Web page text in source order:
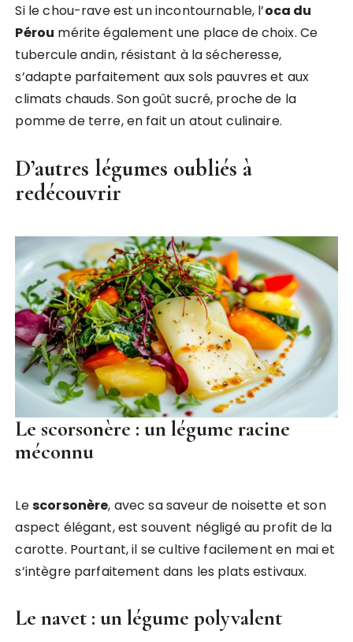
Si le chou-rave est un incontournable, l’oca du
Pérou mérite également une place de choix. Ce
tubercule andin, résistant à la sécheresse,
s’adapte parfaitement aux sols pauvres et aux
climats chauds. Son goût sucré, proche de la
pomme de terre, en fait un atout culinaire.
D’autres légumes oubliés à
redécouvrir
Le scorsonère : un légume racine
méconnu
Lescorsonère, avec sa saveur de noisette et son
aspect élégant, est souvent négligé au profit de la
carotte. Pourtant, il se cultive facilement en mai et
s’intègre parfaitement dans les plats estivaux.
Le navet : un légume polyvalent